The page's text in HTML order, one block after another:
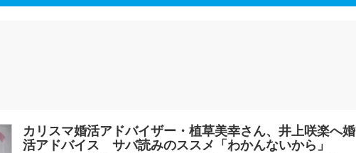
カリスマ婚活アドバイザー・植草美幸さん、井上咲楽へ婚
活アドバイス サバ読みのススメ「わかんないから」